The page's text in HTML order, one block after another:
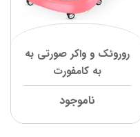
روروئک و واکر صورتی به
به کامفورت
ناموجود